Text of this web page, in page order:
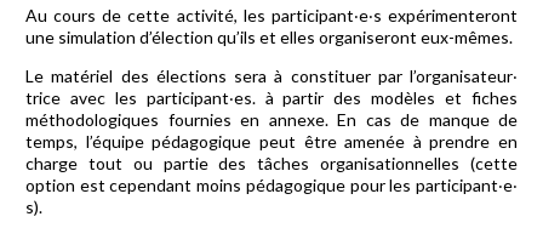
Au cours de cette activité, les participant‧e‧s expérimenteront
une simulation d’élection qu’ils et elles organiseront eux-mêmes.
Le matériel des élections sera à constituer par l’organisateur‧
trice avec les participant‧es. à partir des modèles et fiches
méthodologiques fournies en annexe. En cas de manque de
temps, l’équipe pédagogique peut être amenée à prendre en
charge tout ou partie des tâches organisationnelles (cette
option est cependant moins pédagogique pour les participant‧e‧
s).